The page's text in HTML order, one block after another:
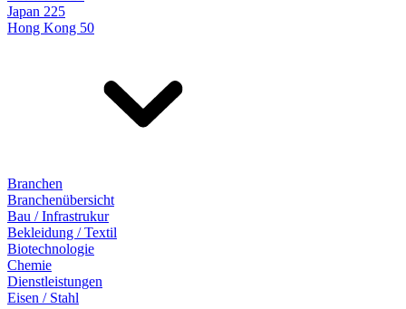
Japan 225
Hong Kong 50
Branchen
Branchenübersicht
Bau / Infrastrukur
Bekleidung / Textil
Biotechnologie
Chemie
Dienstleistungen
Eisen / Stahl